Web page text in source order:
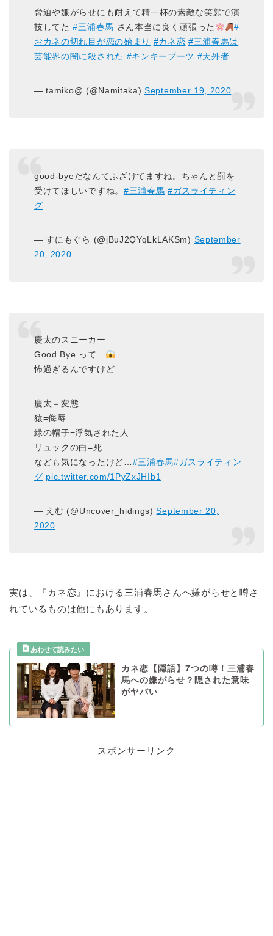
脅迫や嫌がらせにも耐えて精一杯の素敵な笑顔で演
技してた#三浦春馬 さん本当に良く頑張った
#
おカネの切れ目が恋の始まり #カネ恋 #三浦春馬は
芸能界の闇に殺された #キンキーブーツ #天外者
— tamiko@ (@Namitaka)September 19, 2020
good-byeだなんてふざけてますね。ちゃんと罰を
受けてほしいですね。 #三浦春馬 #ガスライティン
グ
— すにもぐら (@jBuJ2QYqLkLAKSm) September
20, 2020
慶太のスニーカー
Good Bye って…
怖過ぎるんですけど
慶太＝変態
猿=侮辱
緑の帽子=浮気された人
リュックの白=死
なども気になったけど… #三浦春馬#ガスライティン
グ pic.twitter.com/1PyZxJHIb1
— えむ (@Uncover_hidings)September 20,
2020
実は、『カネ恋』における三浦春馬さんへ嫌がらせと噂さ
れているものは他にもあります。
カネ恋【隠語】7つの噂！三浦春
馬への嫌がらせ？隠された意味
がヤバい
スポンサーリンク